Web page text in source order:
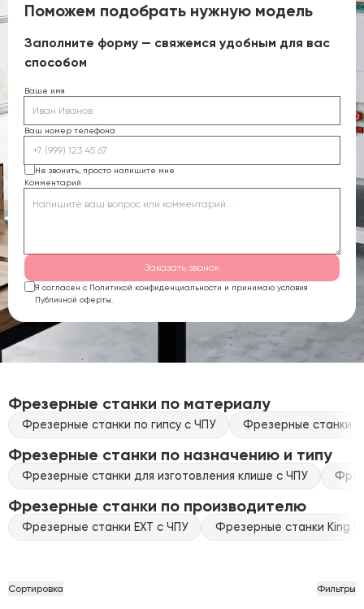
Поможем подобрать нужную модель
Заполните форму — свяжемся удобным для вас
способом
Ваше имя
Ваш номер телефона
Не звонить, просто напишите мне
Комментарий
Заказать звонок
Я согласен с Политикой конфиденциальности и принимаю условия
Публичной оферты.
Фрезерные станки по материалу
Фрезерные станки по гипсу с ЧПУ Фрезерные станки
Фрезерные станки по назначению и типу
Фрезерные станки для изготовления клише с ЧПУ
Фрезерные станки по производителю
Фрезерные станки EXT с ЧПУ Фрезерные станки King
Сортировка Фильтры